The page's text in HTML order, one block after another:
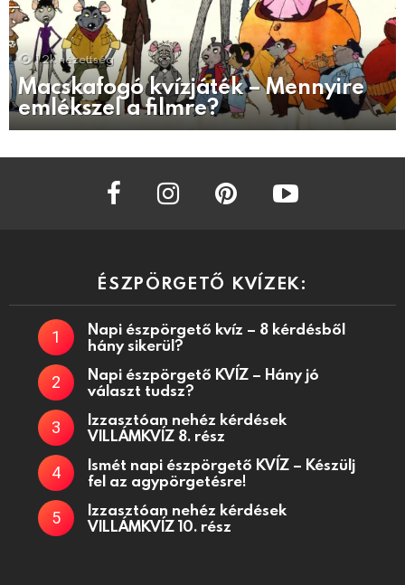
1.2k nézettség
Macskafogó kvízjáték – Mennyire
emlékszel a filmre?
facebook instagram
ÉSZPÖRGETŐ KVÍZEK:
Napi észpörgető kvíz – 8 kérdésből
hány sikerül?
Napi észpörgető KVÍZ – Hány jó
választ tudsz?
Izzasztóan nehéz kérdések
VILLÁMKVÍZ 8. rész
Ismét napi észpörgető KVÍZ – Készülj
fel az agypörgetésre!
Izzasztóan nehéz kérdések
VILLÁMKVÍZ 10. rész